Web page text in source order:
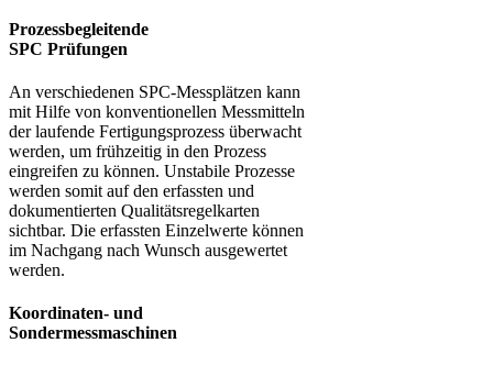
Prozessbegleitende
SPC Prüfungen
An verschiedenen SPC-Messplätzen kann
mit Hilfe von konventionellen Messmitteln
der laufende Fertigungsprozess überwacht
werden, um frühzeitig in den Prozess
eingreifen zu können. Unstabile Prozesse
werden somit auf den erfassten und
dokumentierten Qualitätsregelkarten
sichtbar. Die erfassten Einzelwerte können
im Nachgang nach Wunsch ausgewertet
werden.
Koordinaten- und
Sondermessmaschinen